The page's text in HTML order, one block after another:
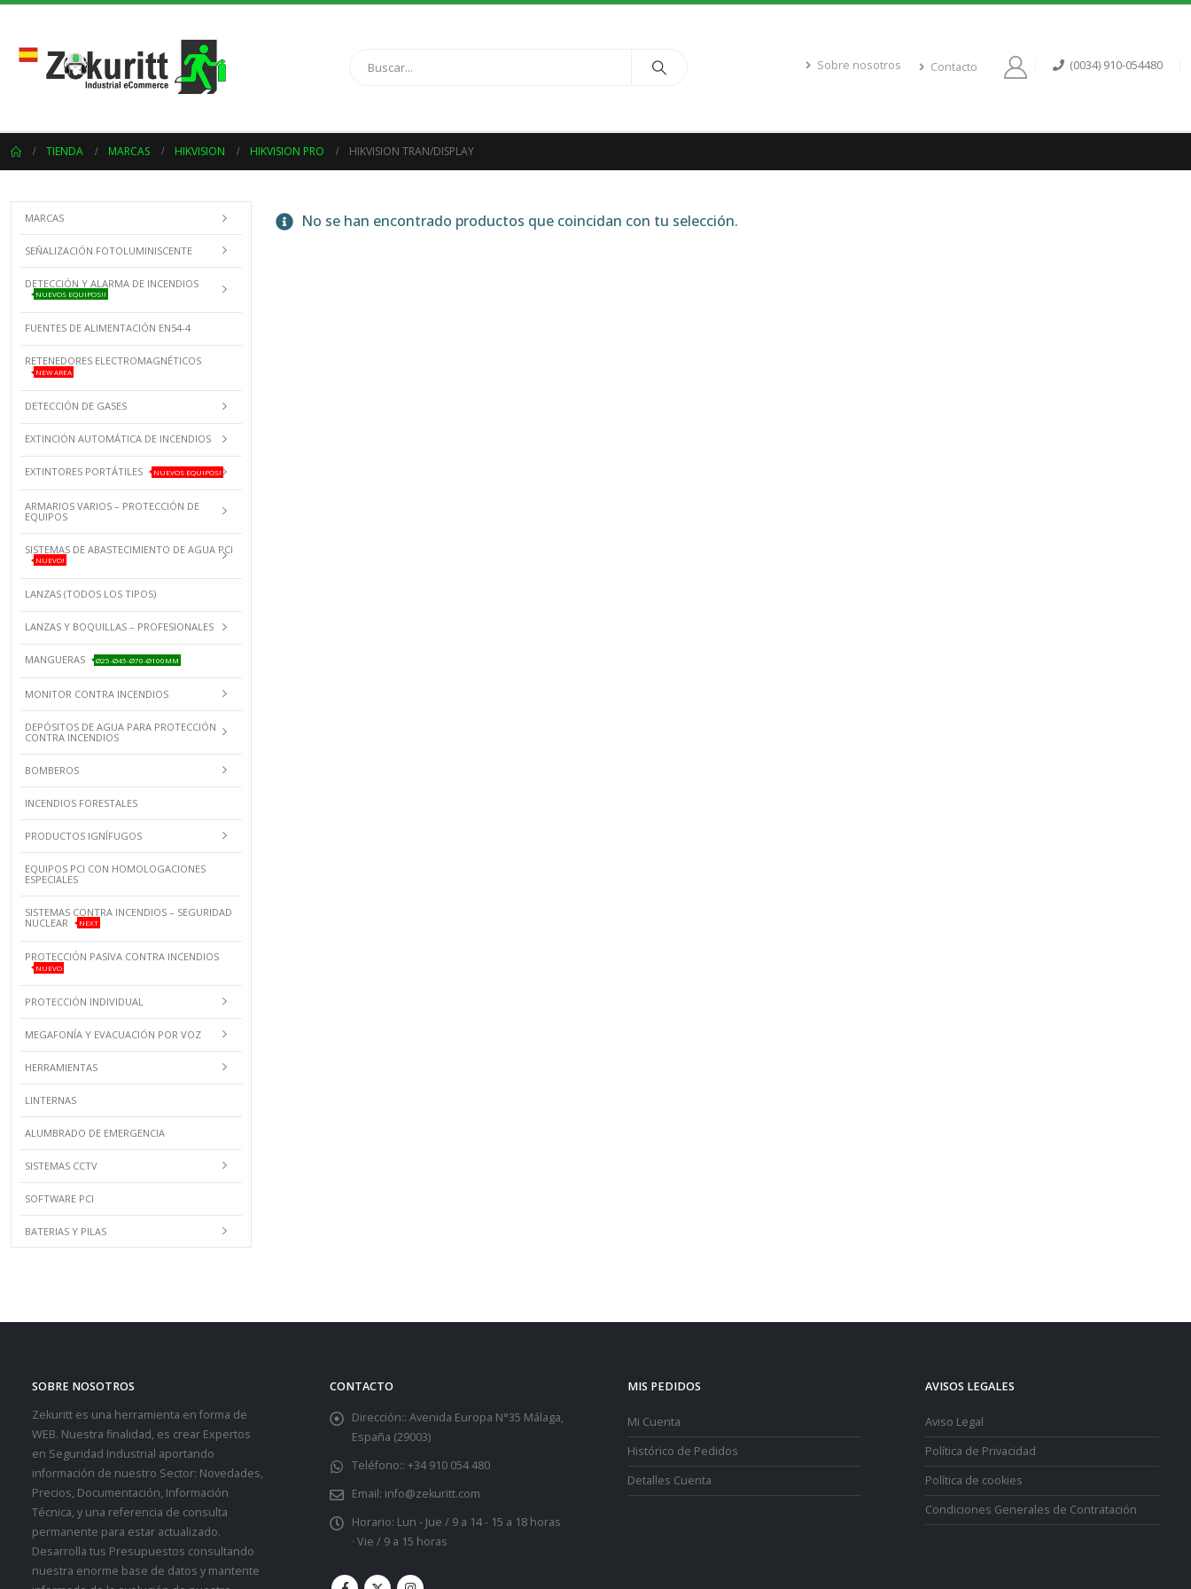
Sobre nosotros Contacto (0034) 910-054480
TIENDA MARCAS HIKVISION HIKVISION PRO HIKVISION TRAN/DISPLAY
No se han encontrado productos que coincidan con tu selección.
MARCAS
SEÑALIZACIÓN FOTOLUMINISCENTE
DETECCIÓN Y ALARMA DE INCENDIOS
NUEVOS EQUIPOS!!
FUENTES DE ALIMENTACIÓN EN54-4
RETENEDORES ELECTROMAGNÉTICOS
NEW AREA
DETECCIÓN DE GASES
EXTINCIÓN AUTOMÁTICA DE INCENDIOS
EXTINTORES PORTÁTILES NUEVOS EQUIPOS!
ARMARIOS VARIOS – PROTECCIÓN DE
EQUIPOS
SISTEMAS DE ABASTECIMIENTO DE AGUA PCI
NUEVO!
LANZAS (TODOS LOS TIPOS)
LANZAS Y BOQUILLAS – PROFESIONALES
MANGUERAS Ø25-Ø45-Ø70-Ø100MM
MONITOR CONTRA INCENDIOS
DEPÓSITOS DE AGUA PARA PROTECCIÓN
CONTRA INCENDIOS
BOMBEROS
INCENDIOS FORESTALES
PRODUCTOS IGNÍFUGOS
EQUIPOS PCI CON HOMOLOGACIONES
ESPECIALES
SISTEMAS CONTRA INCENDIOS – SEGURIDAD
NUCLEAR
NEXT
PROTECCIÓN PASIVA CONTRA INCENDIOS
NUEVO
PROTECCIÓN INDIVIDUAL
MEGAFONÍA Y EVACUACIÓN POR VOZ
HERRAMIENTAS
LINTERNAS
ALUMBRADO DE EMERGENCIA
SISTEMAS CCTV
SOFTWARE PCI
BATERIAS Y PILAS
SOBRE NOSOTROS
Zekuritt es una herramienta en forma de
WEB. Nuestra finalidad, es crear Expertos
en Seguridad Industrial aportando
información de nuestro Sector: Novedades,
Precios, Documentación, Información
Técnica, y una referencia de consulta
permanente para estar actualizado.
Desarrolla tus Presupuestos consultando
nuestra enorme base de datos y mantente
CONTACTO
Dirección:: Avenida Europa N°35 Málaga,
España (29003)
Teléfono:: +34 910 054 480
Email: info@zekuritt.com
Horario: Lun - Jue / 9 a 14 - 15 a 18 horas
· Vie / 9 a 15 horas
MIS PEDIDOS
Mi Cuenta
Histórico de Pedidos
Detalles Cuenta
AVISOS LEGALES
Aviso Legal
Política de Privacidad
Política de cookies
Condiciones Generales de Contratación